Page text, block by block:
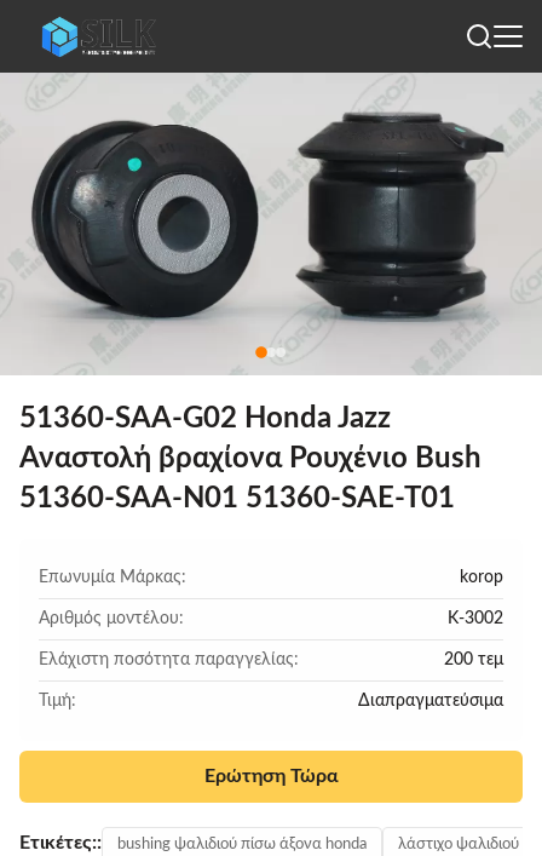
51360-SAA-G02 Honda Jazz
Αναστολή βραχίονα Ρουχένιο Bush
51360-SAA-N01 51360-SAE-T01
Επωνυμία Μάρκας: korop
Αριθμός μοντέλου: Κ-3002
Ελάχιστη ποσότητα παραγγελίας: 200 τεμ
Τιμή: Διαπραγματεύσιμα
Ερώτηση Τώρα
Ετικέτες:: bushing ψαλιδιού πίσω άξονα honda λάστιχο ψαλιδιού